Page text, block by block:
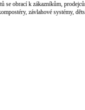
obrací k zákazníkům,
závlahové systémy,